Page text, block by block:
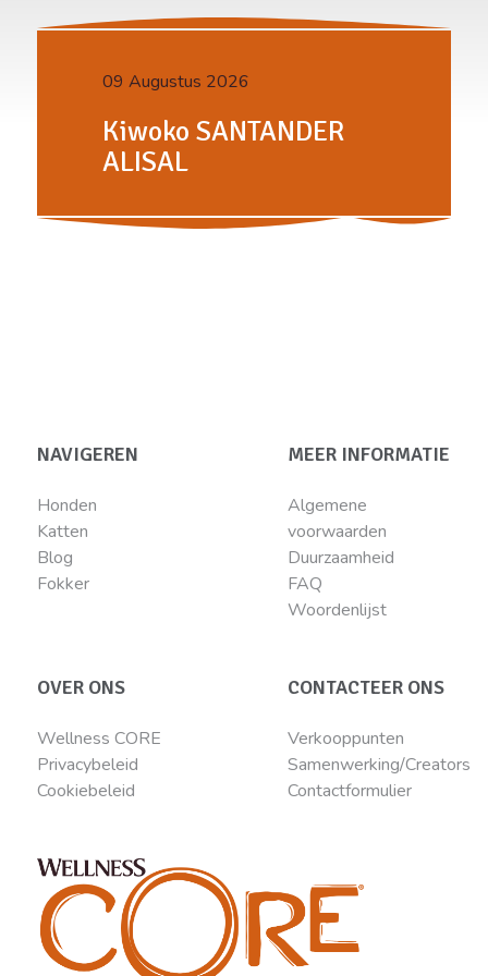
09 Augustus 2026
Kiwoko SANTANDER
ALISAL
NAVIGEREN
Honden
Katten
Blog
Fokker
MEER INFORMATIE
Algemene
voorwaarden
Duurzaamheid
FAQ
Woordenlijst
OVER ONS
Wellness CORE
Privacybeleid
Cookiebeleid
CONTACTEER ONS
Verkooppunten
Samenwerking/Creators
Contactformulier